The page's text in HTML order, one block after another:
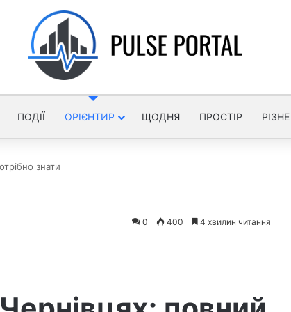
ПОДІЇ ОРІЄНТИР ЩОДНЯ ПРОСТІР РІЗНЕ
знати
0 400 4 хвилин читання